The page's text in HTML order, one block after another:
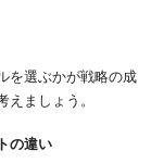
を選ぶかが戦略の成
ましょう。
の違い